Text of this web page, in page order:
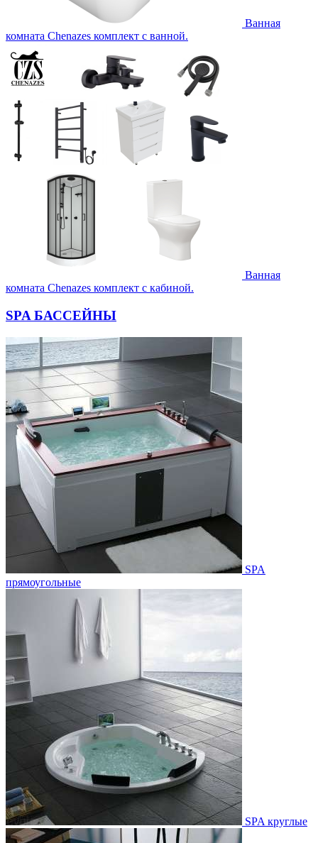
Ванная
комната Chenazes комплект с ванной.
Ванная
комната Chenazes комплект с кабиной.
SPA БАССЕЙНЫ
SPA
прямоугольные
SPA круглые